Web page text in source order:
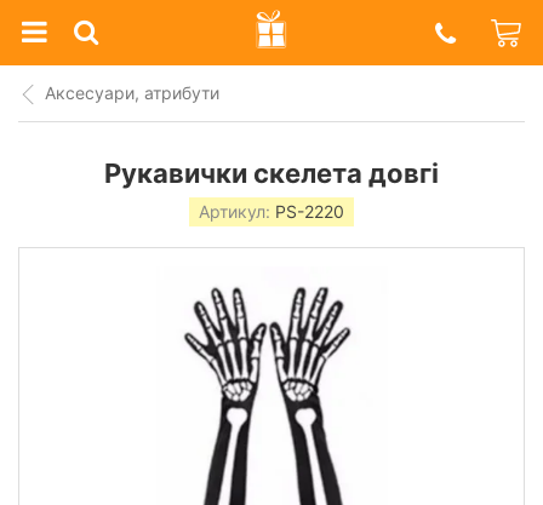
Prazdnik
Shop
Аксесуари, атрибути
Рукавички скелета довгі
Артикул: PS-2220